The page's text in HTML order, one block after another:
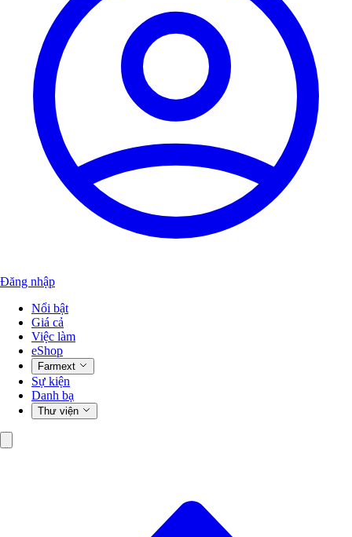
Đăng nhập
Nổi bật
Giá cả
Việc làm
eShop
Farmext
Sự kiện
Danh bạ
Thư viện